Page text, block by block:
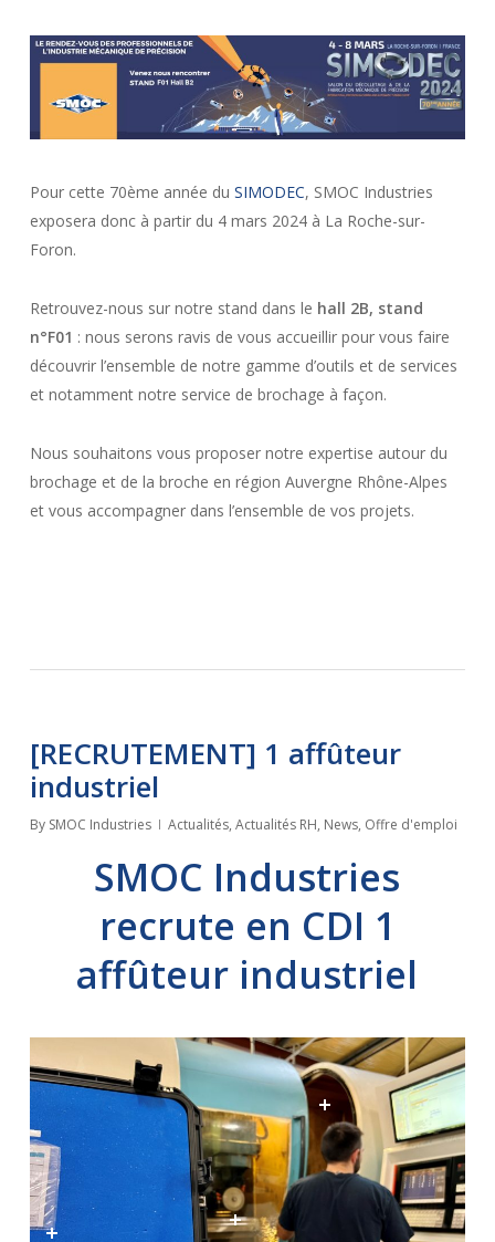
Pour cette 70ème année du SIMODEC, SMOC Industries
exposera donc à partir du 4 mars 2024 à La Roche-sur-
Foron.
Retrouvez-nous sur notre stand dans le hall 2B, stand
n°F01 : nous serons ravis de vous accueillir pour vous faire
découvrir l’ensemble de notre gamme d’outils et de services
et notamment notre service de brochage à façon.
Nous souhaitons vous proposer notre expertise autour du
brochage et de la broche en région Auvergne Rhône-Alpes
et vous accompagner dans l’ensemble de vos projets.
[RECRUTEMENT] 1 affûteur
industriel
By SMOC Industries Actualités, Actualités RH, News, Offre d'emploi
SMOC Industries
recrute en CDI 1
affûteur industriel